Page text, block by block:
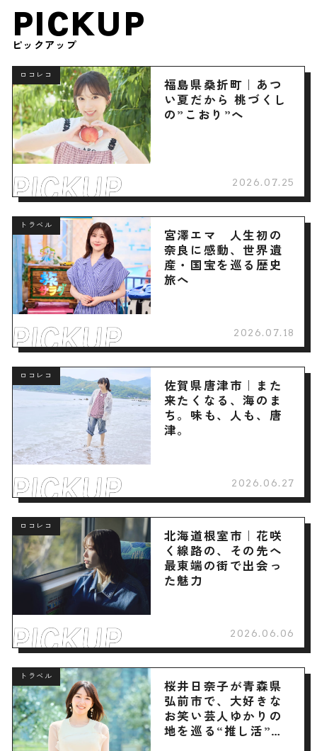
PICKUP
ピックアップ
ロコレコ
福島県桑折町｜あつ
い夏だから 桃づくし
の”こおり”へ
2026.07.25
トラベル
宮澤エマ 人生初の
奈良に感動、世界遺
産・国宝を巡る歴史
旅へ
2026.07.18
ロコレコ
佐賀県唐津市｜また
来たくなる、海のま
ち。味も、人も、唐
津。
2026.06.27
ロコレコ
北海道根室市｜花咲
く線路の、その先へ
最東端の街で出会っ
た魅力
2026.06.06
トラベル
桜井日奈子が青森県
弘前市で、大好きな
お笑い芸人ゆかりの
地を巡る“推し活”旅